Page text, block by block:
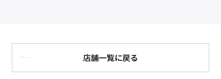
店舗一覧に戻る